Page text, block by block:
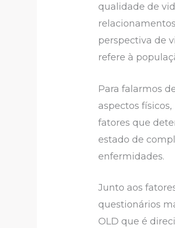
qualidade de
perspectiva de
refere à
Para falarmos
aspectos
fatores que
estado de
enfermidades.
Junto aos
questionários
OLD que é